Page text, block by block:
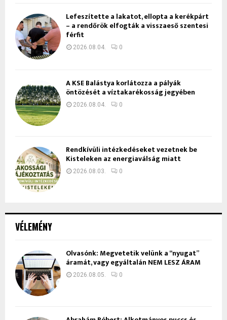
VÉLEMÉNY
Olvasónk: Megvetetik velünk a “nyugat”
áramát, vagy egyáltalán NEM LESZ ÁRAM
2026.08.05. 0
Lefeszítette a lakatot, ellopta a kerékpárt
– a rendőrök elfogták a visszaeső szentesi
férfit
2026.08.04. 0
A KSE Balástya korlátozza a pályák
öntözését a víztakarékosság jegyében
2026.08.04. 0
Rendkívüli intézkedéseket vezetnek be
Kisteleken az energiaválság miatt
2026.08.03. 0